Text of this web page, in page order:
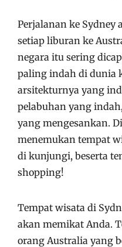
Perjalanan ke Sydney
setiap liburan ke
negara itu sering
paling indah di dunia
arsitekturnya yang
pelabuhan yang
yang mengesankan.
menemukan tempat
di kunjungi, beserta
shopping!
Tempat wisata di
akan memikat Anda.
orang Australia yang